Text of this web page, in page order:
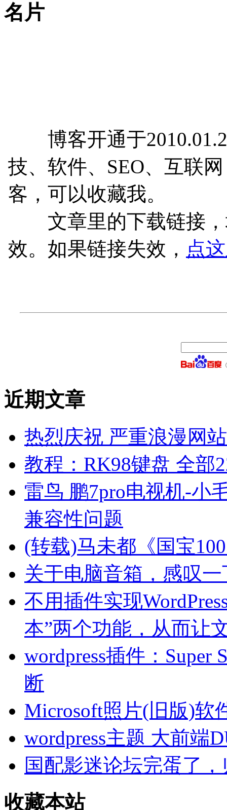
名片
博客开通于
技、软件、SEO、互联
客，可以收藏我。
文章里的下载链接，
效。如果链接失效， 点
近期文章
热烈庆祝 严重浪漫网
教程：RK98键盘 全部
雷鸟 鹏7pro电视机-小
兼容性问题
(转载)马未都《国宝
关于电脑音箱，感叹
不用插件实现
本”两个功能，从而让
wordpress插件：
断
Microsoft照片(旧版)软
wordpress主题 大前端
国配影迷论坛完蛋了
收藏本站